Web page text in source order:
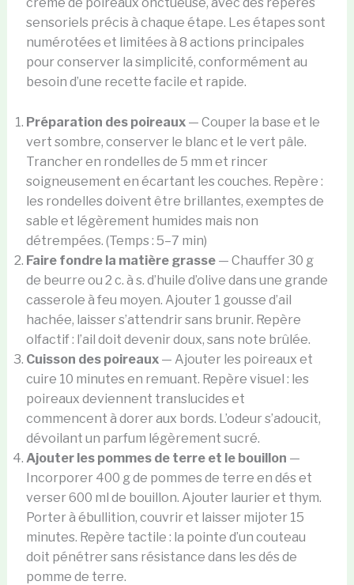
sensoriels précis à chaque étape. Les étapes sont
numérotées et limitées à 8 actions principales
pour conserver la simplicité, conformément au
besoin d’une recette facile et rapide.
Préparation des poireaux— Couper la base et le
vert sombre, conserver le blanc et le vert pâle.
Trancher en rondelles de 5 mm et rincer
soigneusement en écartant les couches. Repère :
les rondelles doivent être brillantes, exemptes de
sable et légèrement humides mais non
détrempées. (Temps : 5–7 min)
Faire fondre la matière grasse— Chauffer 30 g
de beurre ou 2 c. à s. d’huile d’olive dans une grande
casserole à feu moyen. Ajouter 1 gousse d’ail
hachée, laisser s’attendrir sans brunir. Repère
olfactif : l’ail doit devenir doux, sans note brûlée.
Cuisson des poireaux— Ajouter les poireaux et
cuire 10 minutes en remuant. Repère visuel : les
poireaux deviennent translucides et
commencent à dorer aux bords. L’odeur s’adoucit,
dévoilant un parfum légèrement sucré.
Ajouter les pommes de terre et le bouillon —
Incorporer 400 g de pommes de terre en dés et
verser 600 ml de bouillon. Ajouter laurier et thym.
Porter à ébullition, couvrir et laisser mijoter 15
minutes. Repère tactile : la pointe d’un couteau
doit pénétrer sans résistance dans les dés de
pomme de terre.